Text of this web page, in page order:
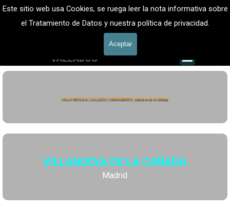
Este sitio web usa Cookies, se ruega leer la nota informativa sobre
el Tratamiento de Datos y nuestra política de privacidad.
Aceptar
Vaya al ContenidoVALLADOS METALICOS MADRID - VALLADO DE FINCAS
Valla Metálica y Vallados fincas
VALLADOS Valla Hércules
601 900 178
VALLA METÁLICA | VALLADOS | CERRAMIENTOS, Villanueva de la Caññada
VILLANUEVA DE LA CAÑADA
Madrid